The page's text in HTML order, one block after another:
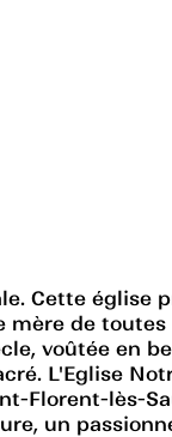
Cette église
de
voûtée en
L'Eglise
Florent-lès-
un